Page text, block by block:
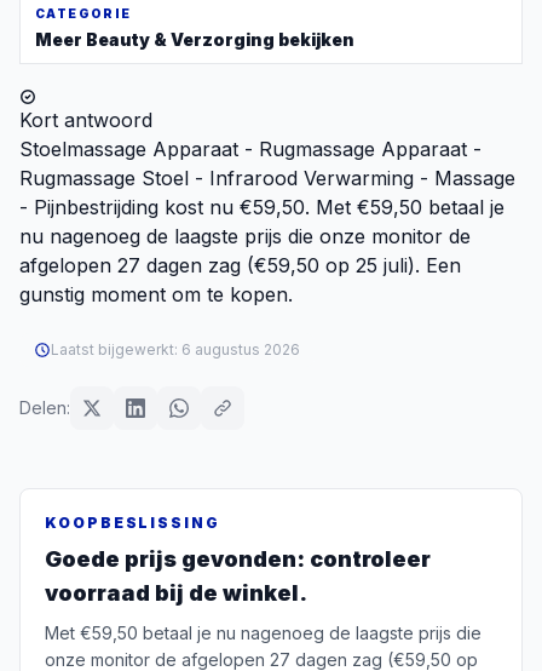
CATEGORIE
Meer Beauty & Verzorging bekijken
Kort antwoord
Stoelmassage Apparaat - Rugmassage Apparaat -
Rugmassage Stoel - Infrarood Verwarming - Massage
- Pijnbestrijding kost nu €59,50. Met €59,50 betaal je
nu nagenoeg de laagste prijs die onze monitor de
afgelopen 27 dagen zag (€59,50 op 25 juli). Een
gunstig moment om te kopen.
Laatst bijgewerkt: 6 augustus 2026
Delen:
KOOPBESLISSING
Goede prijs gevonden: controleer
voorraad bij de winkel.
Met €59,50 betaal je nu nagenoeg de laagste prijs die
onze monitor de afgelopen 27 dagen zag (€59,50 op